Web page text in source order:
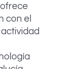
con el